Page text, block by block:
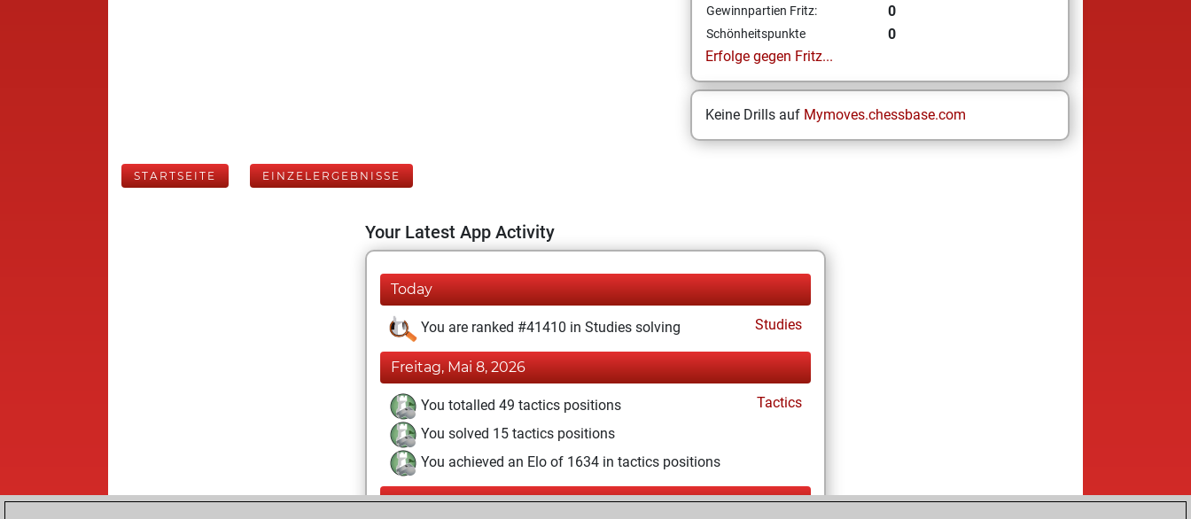
Gewinnpartien Fritz: 0
Schönheitspunkte
0
Erfolge gegen Fritz...
Keine Drills auf Mymoves.chessbase.com
STARTSEITE EINZELERGEBNISSE
Your Latest App Activity
Today
You are ranked #41410 in Studies solving Studies
Freitag, Mai 8, 2026
You totalled 49 tactics positions
Tactics
You solved 15 tactics positions
You achieved an Elo of 1634 in tactics positions
Sonntag, April 5, 2026